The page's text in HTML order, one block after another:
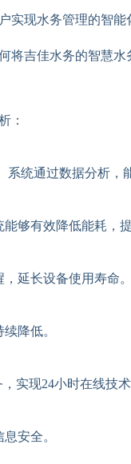
现水务管理的智能
吉佳水务的智慧水
：
统通过数据分析，
够有效降低能耗，提
延长设备使用寿命。
降低。
实现24小时在线技术
安全。